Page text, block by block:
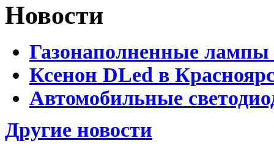
Новости
Газонаполненные лампы
Ксенон DLed в
Автомобильные
Другие новости